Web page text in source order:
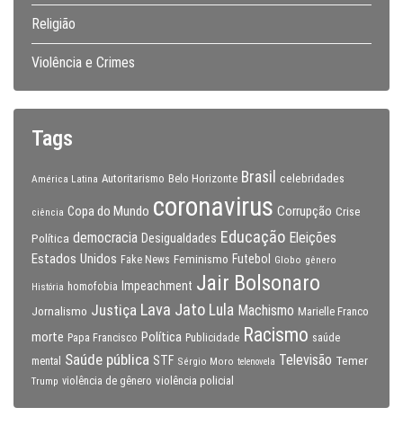
Religião
Violência e Crimes
Tags
América Latina Autoritarismo Belo Horizonte Brasil celebridades
ciência Copa do Mundo coronavirus Corrupção Crise
Política democracia Desigualdades Educação Eleições
Estados Unidos Fake News Feminismo Futebol Globo gênero
História homofobia Impeachment Jair Bolsonaro
Jornalismo Justiça Lava Jato Lula Machismo Marielle Franco
morte Papa Francisco Política Publicidade Racismo saúde
mental
Saúde pública STF Sérgio Moro telenovela Televisão Temer
Trump violência de gênero violência policial